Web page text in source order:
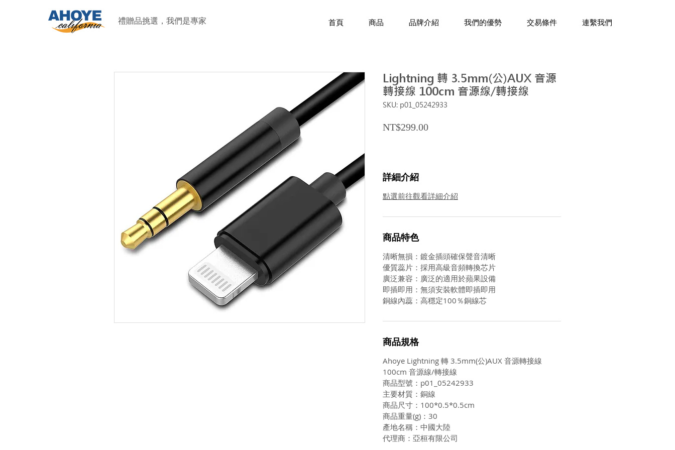
禮贈品挑選，我們是專家 首頁 商品 品牌介紹 我們的優勢 交易條件 連繫我們
Lightning 轉 3.5mm(公)AUX 音源
轉接線 100cm 音源線/轉接線
SKU: p01_05242933
NT$299.00Price
詳細介紹
點選前往觀看詳細介紹
商品特色
清晰無損：鍍金​​插頭確保聲音清晰
優質蕊片：採用高級音頻轉換芯片
廣泛兼容：廣泛的適用於蘋果設備
即插即用：無須安裝軟體即插即用
銅線內蕊：高穩定100％銅線芯
商品規格
Ahoye Lightning 轉 3.5mm(公)AUX 音源轉接線
100cm 音源線/轉接線
商品型號：p01_05242933
主要材質：銅線
商品尺寸：100*0.5*0.5cm
商品重量(g)：30
產地名稱：中國大陸
代理商：亞桓有限公司